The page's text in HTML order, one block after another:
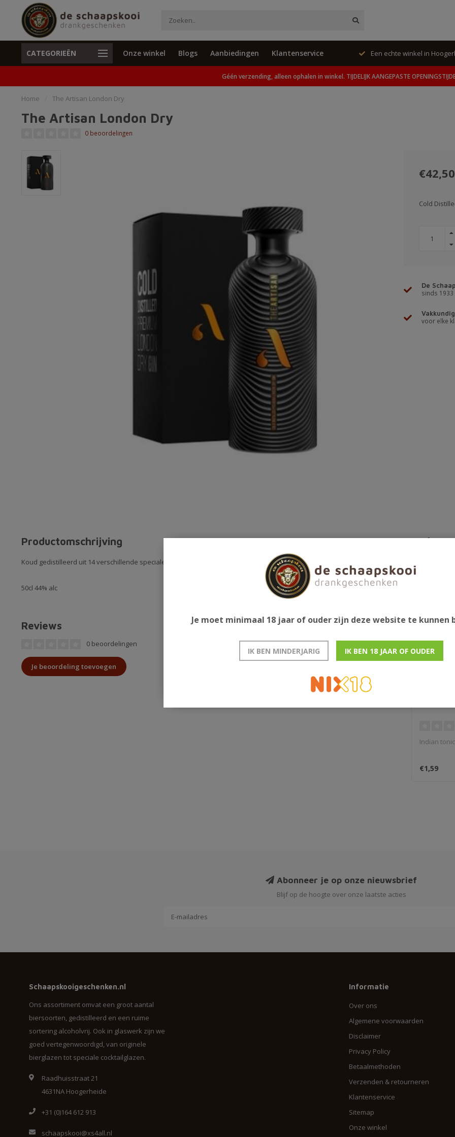
CATEGORIEËN Onze winkel Blogs Aanbiedingen Klantenservice
Unieke cadeaus en specials Geen verzending, alleen ophalen in winkel. Een echte winkel in
Géén verzending, alleen ophalen in winkel. TIJDELIJK AANGEPASTE
Home The Artisan London Dry
The Artisan London Dry
0 beoordelingen
€42,50
Cold
De
sinds 1933
voor elke
Productomschrijving
Koud gedistilleerd uit 14 verschillende speciale botanicals
50cl 44% alc
Reviews
0 beoordelingen
Je beoordeling toevoegen
Indian tonic
€1,59
Abonneer je op onze nieuwsbrief
Blijf op de hoogte over onze laatste acties
Schaapskooigeschenken.nl
Ons assortiment omvat een groot aantal
biersoorten, gedistilleerd en een ruime
sortering alcoholvrij. Ook in glaswerk zijn we
goed vertegenwoordigd, van originele
bierglazen tot speciale cocktailglazen.
Raadhuisstraat 21
4631NA Hoogerheide
+31 (0)164 612 913
schaapskooi@xs4all.nl
Informatie
Over ons
Algemene voorwaarden
Disclaimer
Privacy Policy
Betaalmethoden
Verzenden & retourneren
Klantenservice
Sitemap
Onze winkel
Je moet minimaal 18 jaar of ouder zijn deze website te kunnen
IK BEN MINDERJARIG IK BEN 18 JAAR OF OUDER